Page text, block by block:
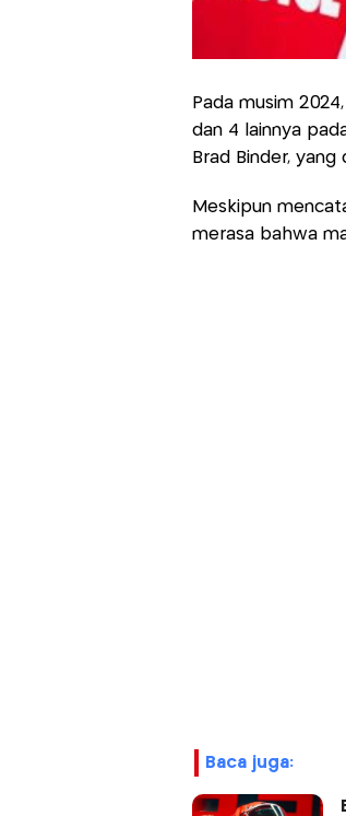
Pada musim
dan 4 lainnya
Brad Binder, yang
Meskipun
merasa bahwa
baca juga: